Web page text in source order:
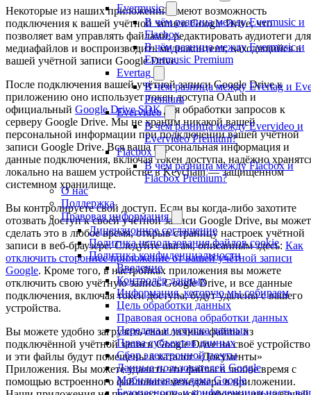
Evermusic
В чём разница между Evermusic и
Flacbox
В чём разница между Evermusic и
Evermusic Premium
Evertag
В чём разница между Evertag и
Premium
Evervideo
В чём разница между Evervideo и
Evervideo Premium?
Flacbox
В чём разница между Flacbox и
Flacbox Premium?
О нас
Поддержка
Правовая информация
Лицензионное соглашение
Политика использования файлов cookie
Политика конфиденциальности
Введение
Контролёр данных
Информация, которую мы собираем
Цель обработки данных
Правовая основа обработки данных
Передача и уступка данных
Права субъектов данных
Сбор электронной почты
Данные пользователей Google
Мобильная реклама Google
Безопасность и конфиденциальность
Некоторые из наших приложений имеют возможность
подключения к вашей учётной записи Google Drive, что
позволяет вам управлять файлами, редактировать аудиотеги для
медиафайлов и воспроизводить медиаконтент, находящийся в
вашей учётной записи Google Drive.
После подключения вашей учётной записи Google Drive к
приложению оно использует токен доступа OAuth и
официальный Google Drive SDKдля обработки запросов к
серверу Google Drive. Мы не храним никакой вашей
персональной информации при подключении вашей учётной
записи Google Drive. Вся ваша персональная информация и
данные подключения, включая токен доступа, надёжно
локально на вашем устройстве в Keychain — защищённом
системном хранилище.
Вы контролируете свой доступ. Если вы когда-либо захотите
отозвать доступ к своей учётной записи Google Drive, вы
сделать это в любое время, открыв страницу настроек учётной
записи в веб-браузере. Следуйте шагам, описанным здесь: Как
отключить стороннее приложение от вашей учётной записи
Google. Кроме того, в настройках приложения вы можете
отключить свою учётную запись Google Drive, и все данные
подключения, включая токен доступа, будут удалены с вашего
устройства.
Вы можете удобно загрузить свои личные файлы из
подключённой учётной записи Google Drive на своё
и эти файлы будут помещены в каталог «Документы»
Приложения. Вы можете удалить эти файлы в любое время с
помощью встроенного файлового менеджера в приложении.